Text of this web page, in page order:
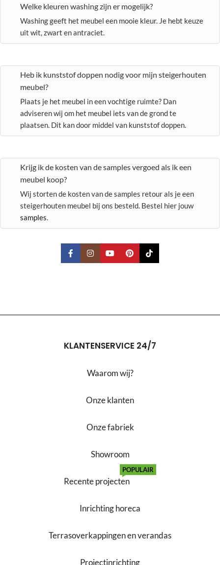
Welke kleuren washing zijn er mogelijk?
Washing geeft het meubel een mooie kleur. Je hebt keuze
uit wit, zwart en antraciet.
Heb ik kunststof doppen nodig voor mijn steigerhouten
meubel?
Plaats je het meubel in een vochtige ruimte? Dan
adviseren wij om het meubel iets van de grond te
plaatsen. Dit kan door middel van kunststof doppen.
Krijg ik de kosten van de samples vergoed als ik een
meubel koop?
Wij storten de kosten van de samples retour als je een
steigerhouten meubel bij ons besteld. Bestel hier jouw
samples.
KLANTENSERVICE 24/7
Waarom wij?
Onze klanten
Onze fabriek
Showroom
Recente projecten
POPULAIR
Inrichting horeca
Terrasoverkappingen en verandas
Projectinrichting